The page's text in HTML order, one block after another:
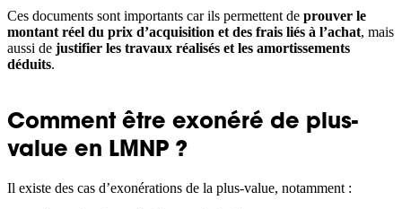
Ces documents sont importants car ils permettent de prouver le
montant réel du prix d’acquisition et des frais liés à l’achat, mais
aussi de justifier les travaux réalisés et les amortissements
déduits.
Comment être exonéré de plus-
value en LMNP ?
Il existe des cas d’exonérations de la plus-value, notamment :